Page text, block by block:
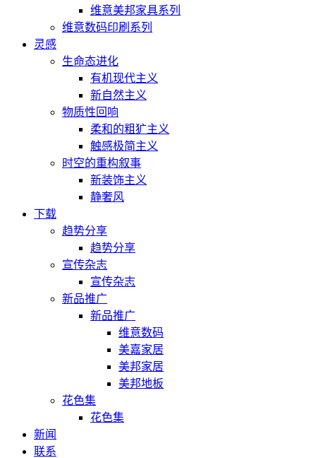
维意美邦家具系列
维意数码印刷系列
灵感
生命态进化
有机现代主义
新自然主义
物质性回响
柔和的粗犷主义
触感极简主义
时空的重构叙事
新装饰主义
静奢风
下载
趋势分享
趋势分享
宣传杂志
宣传杂志
新品推广
新品推广
维意数码
美嘉家居
美邦家居
美邦地板
花色集
花色集
新闻
联系